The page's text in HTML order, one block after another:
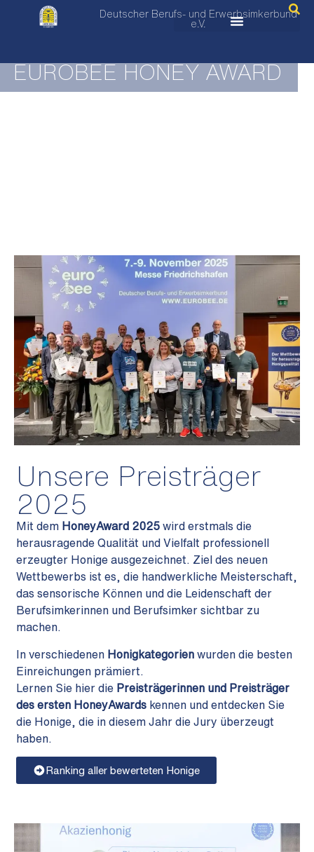
Deutscher Berufs- und Erwerbsimkerbund
e.V.
EUROBEE HONEY AWARD
Unsere Preisträger
2025
Mit dem HoneyAward 2025wird erstmals die
herausragende Qualität und Vielfalt professionell
erzeugter Honige ausgezeichnet. Ziel des neuen
Wettbewerbs ist es, die handwerkliche Meisterschaft,
das sensorische Können und die Leidenschaft der
Berufsimkerinnen und Berufsimker sichtbar zu
machen.
In verschiedenen Honigkategorienwurden die besten
Einreichungen prämiert.
Lernen Sie hier die Preisträgerinnen und Preisträger
des ersten HoneyAwardskennen und entdecken Sie
die Honige, die in diesem Jahr die Jury überzeugt
haben.
Ranking aller bewerteten Honige